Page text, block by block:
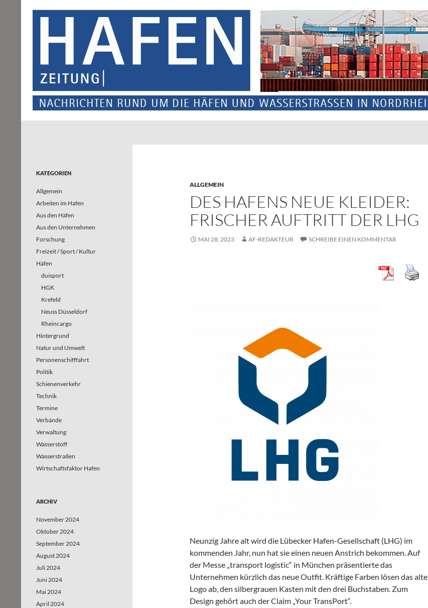
ALLGEMEIN
DES HAFENS NEUE KLEIDER:
FRISCHER AUFTRITT DER LHG
MAI 28, 2023 AF-REDAKTEUR SCHREIBE EINEN KOMMENTAR
Neunzig Jahre alt wird die Lübecker Hafen-Gesellschaft (LHG) im
kommenden Jahr, nun hat sie einen neuen Anstrich bekommen. Auf
der Messe „transport logistic“ in München präsentierte das
Unternehmen kürzlich das neue Outfit. Kräftige Farben lösen das alte
Logo ab, den silbergrauen Kasten mit den drei Buchstaben. Zum
Design gehört auch der Claim „Your TransPort“.
KATEGORIEN
Allgemein
Arbeiten im Hafen
Aus den Häfen
Aus den Unternehmen
Forschung
Freizeit / Sport / Kultur
Häfen
duisport
HGK
Krefeld
Neuss Düsseldorf
Rheincargo
Hintergrund
Natur und Umwelt
Personenschifffahrt
Politik
Schienenverkehr
Technik
Termine
Verbände
Verwaltung
Wasserstoff
Wasserstraßen
Wirtschaftsfaktor Hafen
ARCHIV
November 2024
Oktober 2024
September 2024
August 2024
Juli 2024
Juni 2024
Mai 2024
April 2024